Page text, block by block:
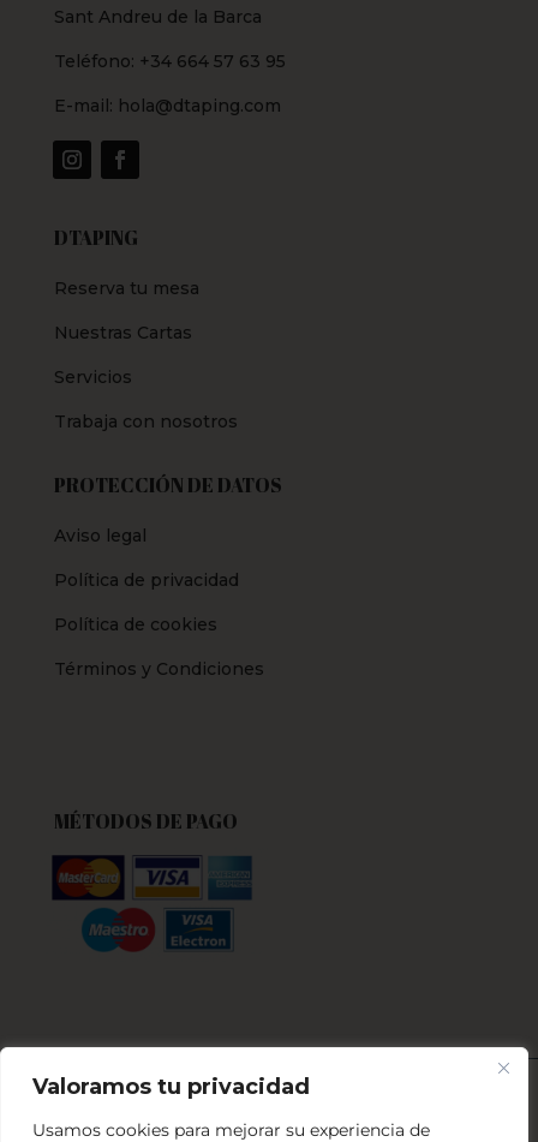
Valoramos tu privacidad
Usamos cookies para mejorar su experiencia de
Sant Andreu de la Barca
Teléfono: +34 664 57 63 95
E-mail: hola@dtaping.com
DTAPING
Reserva tu mesa
Nuestras Cartas
Servicios
Trabaja con nosotros
PROTECCIÓN DE DATOS
Aviso legal
Política de privacidad
Política de cookies
Términos y Condiciones
MÉTODOS DE PAGO
fondos Next Generation (EU) mecanismo de